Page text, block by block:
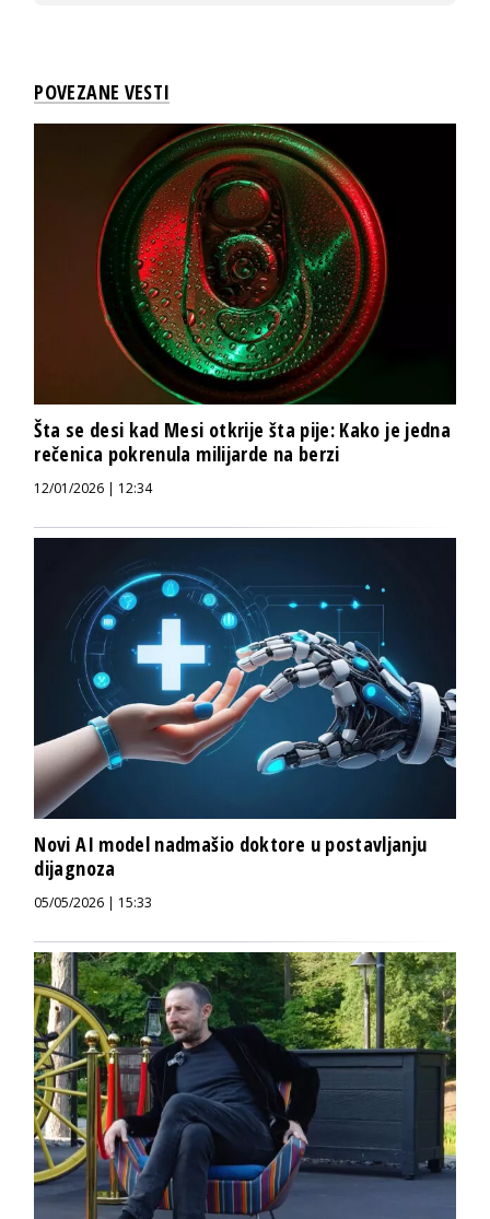
POVEZANE VESTI
Šta se desi kad Mesi otkrije šta pije: Kako je jedna
rečenica pokrenula milijarde na berzi
12/01/2026 | 12:34
Novi AI model nadmašio doktore u postavljanju
dijagnoza
05/05/2026 | 15:33